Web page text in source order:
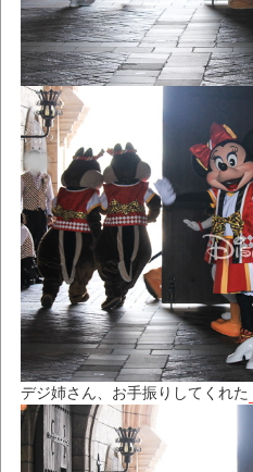
デジ姉さん、お手振りしてくれた